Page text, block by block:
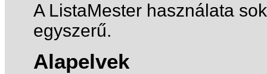
A ListaMester használata
egyszerű.
Alapelvek